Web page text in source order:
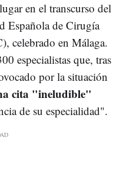
en el transcurso del
Española de Cirugía
celebrado en Málaga.
especialistas que, tras
por la situación
cita "ineludible"
de su especialidad".